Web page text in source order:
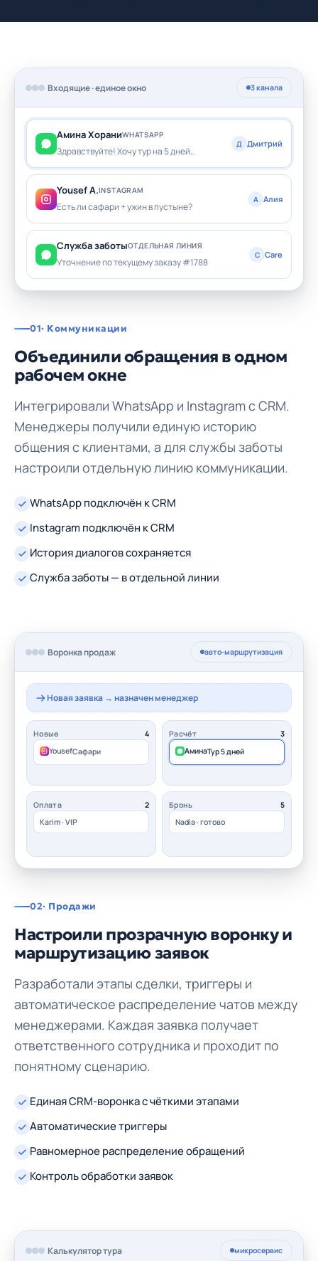
01· Коммуникации
Объединили обращения в одном
рабочем окне
Интегрировали WhatsApp и Instagram с CRM.
Менеджеры получили единую историю
общения с клиентами, а для службы заботы
настроили отдельную линию коммуникации.
WhatsApp подключён к CRM
Instagram подключён к CRM
История диалогов сохраняется
Служба заботы — в отдельной линии
Входящие · единое окно 3 канала
Амина ХораниWHATSAPP
Здравствуйте! Хочу тур на 5 дней…
Д Дмитрий
Yousef A.INSTAGRAM
Есть ли сафари + ужин в пустыне?
А Алия
Служба заботыОТДЕЛЬНАЯ ЛИНИЯ
Уточнение по текущему заказу #1788
С Care
02· Продажи
Настроили прозрачную воронку и
маршрутизацию заявок
Разработали этапы сделки, триггеры и
автоматическое распределение чатов между
менеджерами. Каждая заявка получает
ответственного сотрудника и проходит по
понятному сценарию.
Единая CRM-воронка с чёткими этапами
Автоматические триггеры
Равномерное распределение обращений
Контроль обработки заявок
Воронка продаж авто-маршрутизация
Новая заявка → назначен менеджер
Новые
4
YousefСафари
Расчёт
3
АминаТур 5 дней
Оплата
2
Karim · VIP
Бронь
5
Nadia · готово
Калькулятор тура микросервис